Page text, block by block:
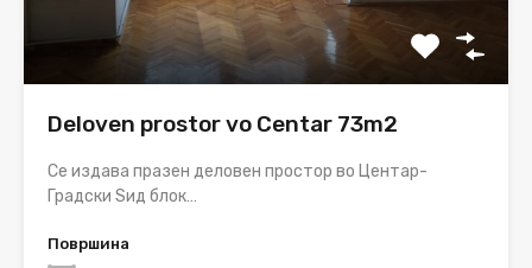
Deloven prostor vo Centar 73m2
Се издава празен деловен простор во Центар-
Градски Ѕид блок…
Површина